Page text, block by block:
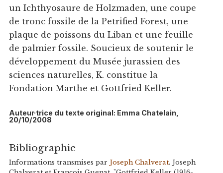
un Ichthyosaure de Holzmaden, une coupe
de tronc fossile de la Petrified Forest, une
plaque de poissons du Liban et une feuille
de palmier fossile. Soucieux de soutenir le
développement du Musée jurassien des
sciences naturelles, K. constitue la
Fondation Marthe et Gottfried Keller.
Auteur·trice du texte original: Emma Chatelain,
20/10/2008
Bibliographie
Informations transmises par Joseph Chalverat. Joseph